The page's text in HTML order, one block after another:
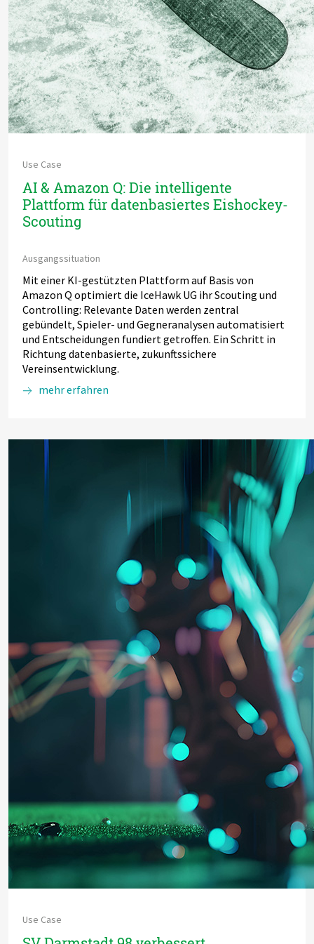
Use Case
AI & Amazon Q: Die intelligente
Plattform für datenbasiertes Eishockey-
Scouting
Ausgangssituation
Mit einer KI-gestützten Plattform auf Basis von
Amazon Q optimiert die IceHawk UG ihr Scouting und
Controlling: Relevante Daten werden zentral
gebündelt, Spieler- und Gegneranalysen automatisiert
und Entscheidungen fundiert getroffen. Ein Schritt in
Richtung datenbasierte, zukunftssichere
Vereinsentwicklung.
mehr erfahren
Use Case